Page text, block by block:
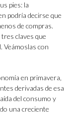
pies: la
podría decirse que
de compras.
claves que
Veámoslas con
en primavera,
derivadas de esa
del consumo y
una creciente